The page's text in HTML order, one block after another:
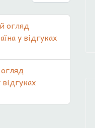
огляд
у відгуках